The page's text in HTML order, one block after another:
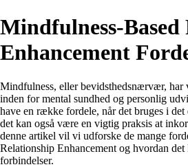
Mindfulness-
Enhancement
Mindfulness, eller bevidsthedsnærvær, har
inden for mental sundhed og personlig
have en række fordele, når det bruges i det
det kan også være en vigtig praksis at
denne artikel vil vi udforske de mange
Relationship Enhancement og hvordan
forbindelser.